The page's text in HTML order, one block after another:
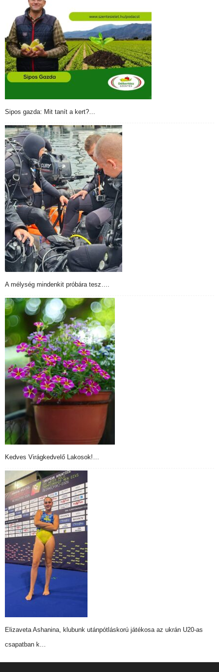
Sipos gazda: Mit tanít a kert?…
A mélység mindenkit próbára tesz….
Kedves Virágkedvelő Lakosok!…
Elizaveta Ashanina, klubunk utánpótláskorú játékosa az ukrán U20-as
csapatban k…